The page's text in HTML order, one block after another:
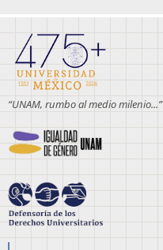
“UNAM, rumbo al medio milenio...”